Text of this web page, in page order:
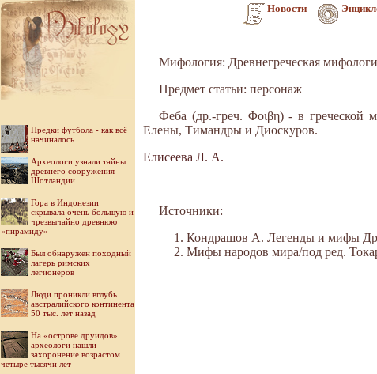
Новости
Предки футбола - как всё
начиналось
Археологи узнали тайны
древнего сооружения
Шотландии
Гора в Индонезии
скрывала очень большую и
чрезвычайно древнюю
«пирамиду»
Был обнаружен походный
лагерь римских
легионеров
Люди проникли вглубь
австралийского континента
50 тыс. лет назад
На «острове друидов»
археологи нашли
захоронение возрастом
четыре тысячи лет
Мифология: Древнегреческая
Предмет статьи: персонаж
Феба (др.-греч. Φοιβη) - в греческой
Елены, Тимандры и Диоскуров.
Елисеева Л. А.
Источники:
Кондрашов А. Легенды и мифы
Мифы народов мира/под ред.